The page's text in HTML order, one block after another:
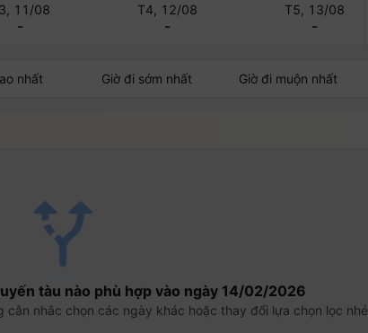
11/08
-
T4, 12/08
-
T5, 13/08
-
nhất Giờ đi sớm nhất Giờ đi muộn nhất
tàu nào phù hợp vào ngày 14/02/2026
nhắc chọn các ngày khác hoặc thay đổi lựa chọn lọc nhé.